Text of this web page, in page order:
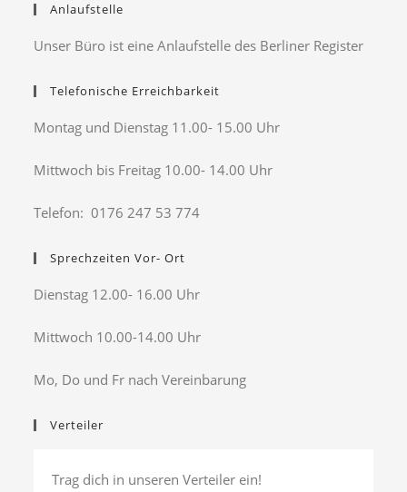
Anlaufstelle
Unser Büro ist eine Anlaufstelle des Berliner Register
Telefonische Erreichbarkeit
Montag und Dienstag 11.00- 15.00 Uhr
Mittwoch bis Freitag 10.00- 14.00 Uhr
Telefon: 0176 247 53 774
Sprechzeiten Vor- Ort
Dienstag 12.00- 16.00 Uhr
Mittwoch 10.00-14.00 Uhr
Mo, Do und Fr nach Vereinbarung
Verteiler
Trag dich in unseren Verteiler ein!